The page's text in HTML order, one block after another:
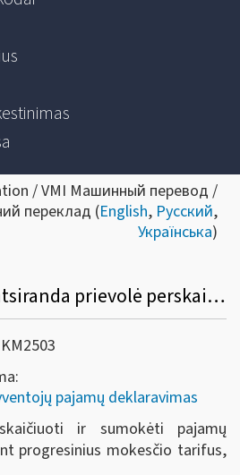
/ VMI Машинный перевод /
переклад (English, Русский,
Українська)
Kada gyventojui atsiranda prievolė perskaičiuoti pajamų mokestį, taikant progresinius mokesčio tarifus?
pajamų deklaravimas
ir sumokėti pajamų
progresinius mokesčio tarifus,